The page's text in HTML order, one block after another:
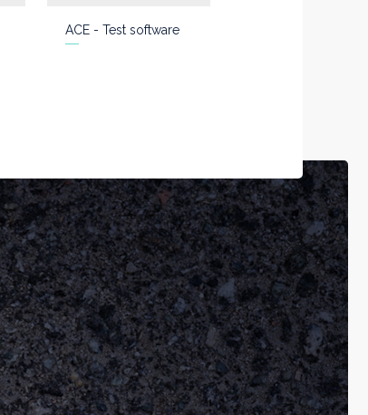
ACE - Test software